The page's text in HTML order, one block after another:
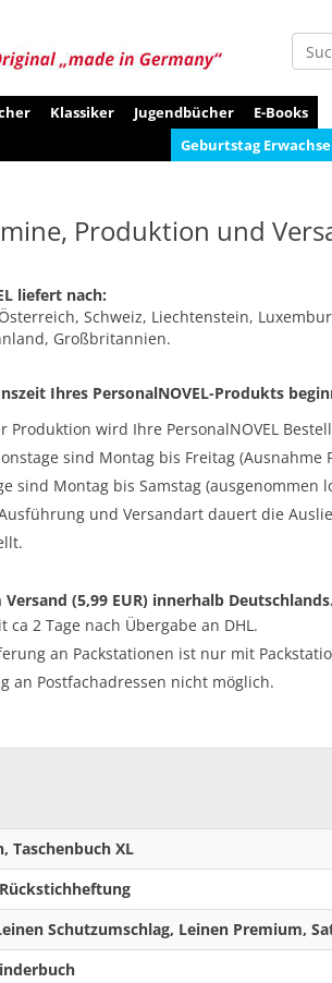
Suche
Klassiker Jugendbücher
E-Books
Geburtstag
Produktion und
liefert nach:
Schweiz, Liechtenstein,
Großbritannien.
Ihres PersonalNOVEL-Produkts
Produktion wird Ihre PersonalNOVEL
sind Montag bis Freitag (Ausnahme
sind Montag bis Samstag (ausgenommen
und Versandart dauert die
(5,99 EUR) innerhalb Deutschlands.
ca 2 Tage nach Übergabe an DHL.
an Packstationen ist nur mit
an Postfachadressen nicht möglich.
Taschenbuch XL
Schutzumschlag, Leinen Premium,